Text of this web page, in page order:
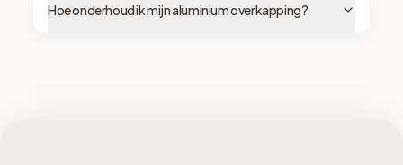
Hoe onderhoud ik mijn aluminium overkapping?